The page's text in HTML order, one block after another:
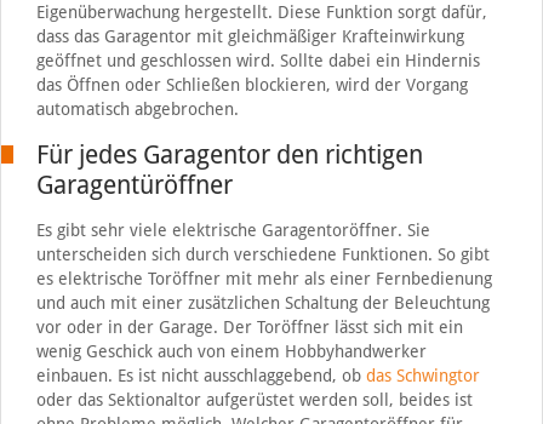
Eigenüberwachung hergestellt. Diese Funktion sorgt dafür,
dass das Garagentor mit gleichmäßiger Krafteinwirkung
geöffnet und geschlossen wird. Sollte dabei ein Hindernis
das Öffnen oder Schließen blockieren, wird der Vorgang
automatisch abgebrochen.
Für jedes Garagentor den richtigen
Garagentüröffner
Es gibt sehr viele elektrische Garagentoröffner. Sie
unterscheiden sich durch verschiedene Funktionen. So gibt
es elektrische Toröffner mit mehr als einer Fernbedienung
und auch mit einer zusätzlichen Schaltung der Beleuchtung
vor oder in der Garage. Der Toröffner lässt sich mit ein
wenig Geschick auch von einem Hobbyhandwerker
einbauen. Es ist nicht ausschlaggebend, ob das Schwingtor
oder das Sektionaltor aufgerüstet werden soll, beides ist